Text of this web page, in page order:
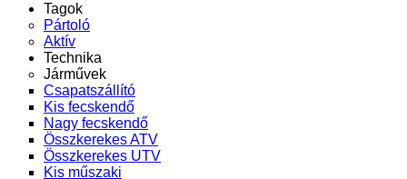
Tagok
Pártoló
Aktív
Technika
Járművek
Csapatszállító
Kis fecskendő
Nagy fecskendő
Összkerekes ATV
Összkerekes UTV
Kis műszaki